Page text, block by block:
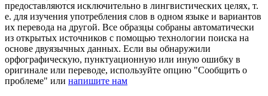
предоставляются исключительно в лингвистических целях, т.
е. для изучения употребления слов в одном языке и вариантов
их перевода на другой. Все образцы собраны автоматически
из открытых источников с помощью технологии поиска на
основе двуязычных данных. Если вы обнаружили
орфографическую, пунктуационную или иную ошибку в
оригинале или переводе, используйте опцию "Сообщить о
проблеме" или напишите нам